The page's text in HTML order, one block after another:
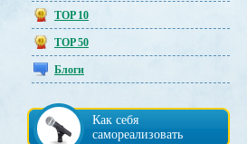
TOP 10
TOP 50
Блоги
Как себя
самореализовать